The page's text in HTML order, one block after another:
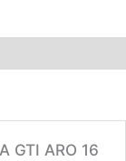
GTI ARO 16